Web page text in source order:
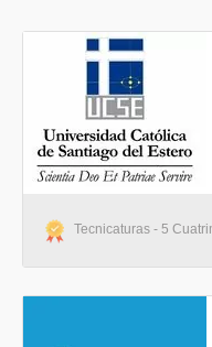
Tecnicaturas - 5